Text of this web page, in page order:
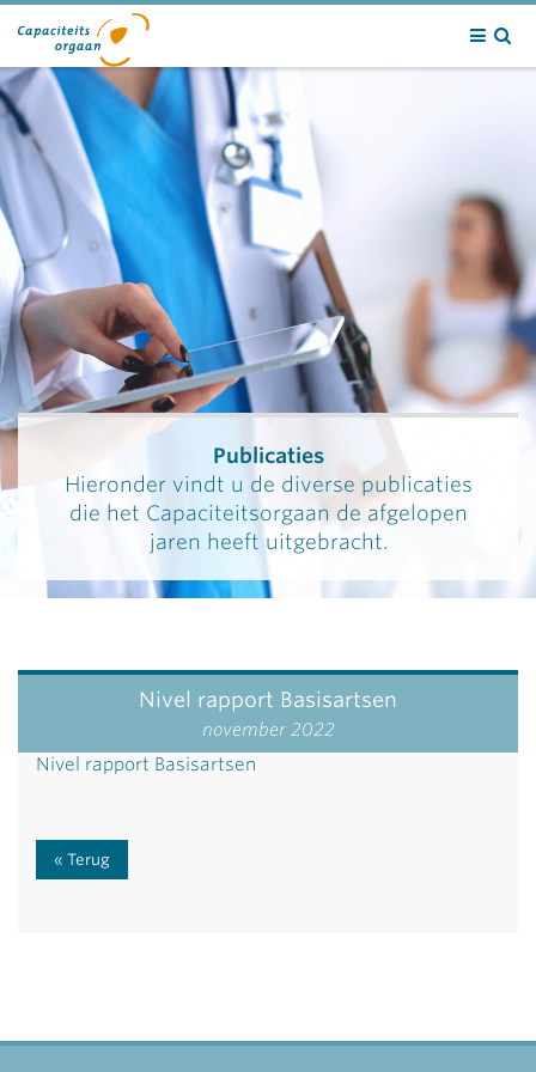
Publicaties
Hieronder vindt u de diverse publicaties
die het Capaciteitsorgaan de afgelopen
jaren heeft uitgebracht.
Nivel rapport Basisartsen
november 2022
Nivel rapport Basisartsen
Terug